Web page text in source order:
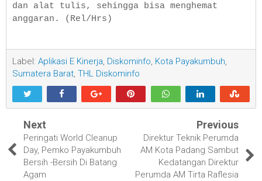
dan alat tulis, sehingga bisa menghemat
anggaran. (Rel/Hrs)
Label: Aplikasi E Kinerja, Diskominfo, Kota Payakumbuh,
Sumatera Barat, THL Diskominfo
Next
Peringati World Cleanup
Day, Pemko Payakumbuh
Bersih -Bersih Di Batang
Agam
Previous
Direktur Teknik Perumda
AM Kota Padang Sambut
Kedatangan Direktur
Perumda AM Tirta Raflesia